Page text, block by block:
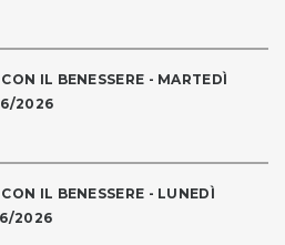
IL BENESSERE - MARTEDÌ
2026
IL BENESSERE - LUNEDÌ
2026